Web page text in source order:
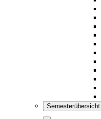
Semesterübersicht